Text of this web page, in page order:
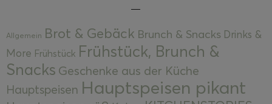
Allgemein Brot & Gebäck Brunch & Snacks Drinks &
More Frühstück Frühstück, Brunch &
Snacks Geschenke aus der Küche
Hauptspeisen Hauptspeisen pikant